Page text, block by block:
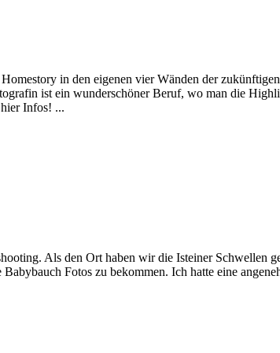
in den eigenen vier Wänden der
ist ein wunderschöner Beruf, wo man die
Infos! ...
Als den Ort haben wir die Isteiner Schwellen
Fotos zu bekommen. Ich hatte eine